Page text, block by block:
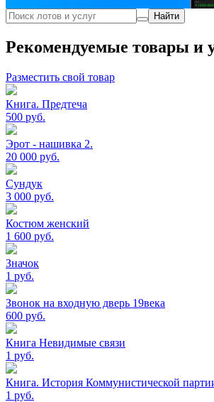
Найти
Рекомендуемые товары и
Разместить свой товар
Книга. Предтеча
500 руб.
Эрот - нашивка 2.
20 000 руб.
Сундук
3 000 руб.
Костюм женский
1 600 руб.
Значок
1 руб.
Звонок на входную дверь 19века
600 руб.
Книга Невидимые связи
1 руб.
Книга. История Коммунистической
1 руб.